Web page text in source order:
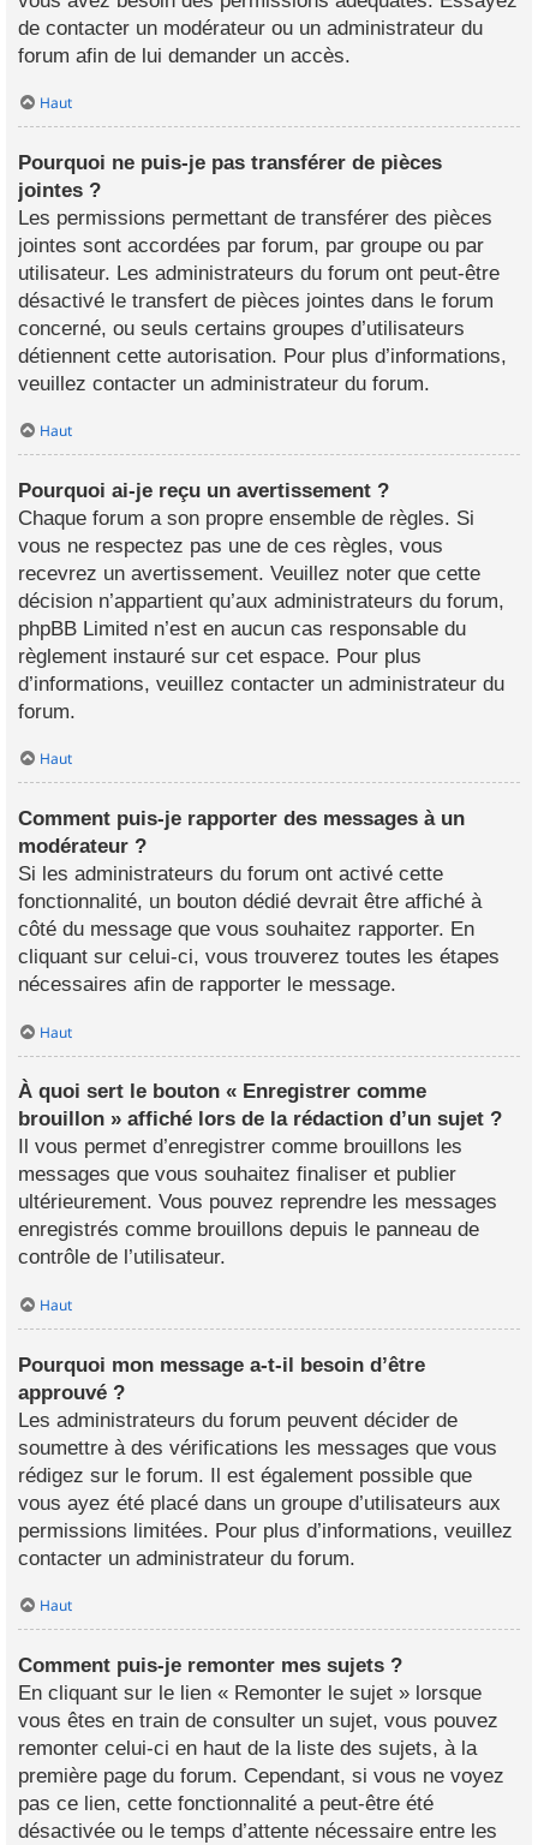
de contacter un modérateur ou un administrateur du
forum afin de lui demander un accès.
Haut
Pourquoi ne puis-je pas transférer de pièces
jointes ?
Les permissions permettant de transférer des pièces
jointes sont accordées par forum, par groupe ou par
utilisateur. Les administrateurs du forum ont peut-être
désactivé le transfert de pièces jointes dans le forum
concerné, ou seuls certains groupes d’utilisateurs
détiennent cette autorisation. Pour plus d’informations,
veuillez contacter un administrateur du forum.
Haut
Pourquoi ai-je reçu un avertissement ?
Chaque forum a son propre ensemble de règles. Si
vous ne respectez pas une de ces règles, vous
recevrez un avertissement. Veuillez noter que cette
décision n’appartient qu’aux administrateurs du forum,
phpBB Limited n’est en aucun cas responsable du
règlement instauré sur cet espace. Pour plus
d’informations, veuillez contacter un administrateur du
forum.
Haut
Comment puis-je rapporter des messages à un
modérateur ?
Si les administrateurs du forum ont activé cette
fonctionnalité, un bouton dédié devrait être affiché à
côté du message que vous souhaitez rapporter. En
cliquant sur celui-ci, vous trouverez toutes les étapes
nécessaires afin de rapporter le message.
Haut
À quoi sert le bouton « Enregistrer comme
brouillon » affiché lors de la rédaction d’un sujet ?
Il vous permet d’enregistrer comme brouillons les
messages que vous souhaitez finaliser et publier
ultérieurement. Vous pouvez reprendre les messages
enregistrés comme brouillons depuis le panneau de
contrôle de l’utilisateur.
Haut
Pourquoi mon message a-t-il besoin d’être
approuvé ?
Les administrateurs du forum peuvent décider de
soumettre à des vérifications les messages que vous
rédigez sur le forum. Il est également possible que
vous ayez été placé dans un groupe d’utilisateurs aux
permissions limitées. Pour plus d’informations, veuillez
contacter un administrateur du forum.
Haut
Comment puis-je remonter mes sujets ?
En cliquant sur le lien « Remonter le sujet » lorsque
vous êtes en train de consulter un sujet, vous pouvez
remonter celui-ci en haut de la liste des sujets, à la
première page du forum. Cependant, si vous ne voyez
pas ce lien, cette fonctionnalité a peut-être été
désactivée ou le temps d’attente nécessaire entre les